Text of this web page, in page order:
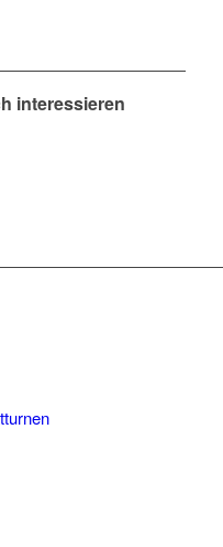
interessieren